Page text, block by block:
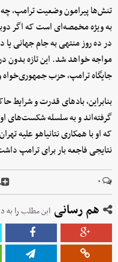
تنش‌ها پیرامون وضعیت ترامپ،
به ویژه مخمصه‌ای است که اگر
در ده روز منتهی به جام جهانی یا
مواجه خواهد شد. این تازه بدون
جایگاه ترامپ، حزب
بنابراین، بادهای قدرت و شرایط
که او با همکاری نتانیاهو علیه
نتایجی فاجعه بار برای ترامپ
۰
هم رسانی این مطلب را به